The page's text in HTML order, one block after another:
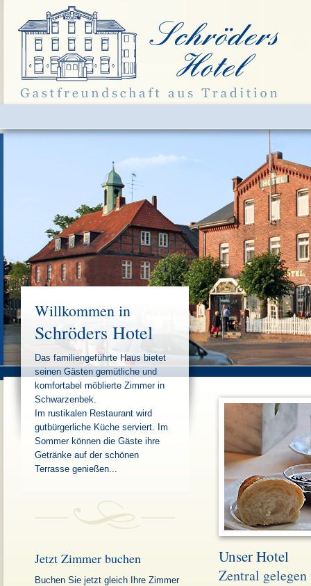
Willkommen in
Schröders Hotel
Das familiengeführte Haus bietet
seinen Gästen gemütliche und
komfortabel möblierte Zimmer in
Schwarzenbek.
Im rustikalen Restaurant wird
gutbürgerliche Küche serviert. Im
Sommer können die Gäste ihre
Getränke auf der schönen
Terrasse genießen...
Jetzt Zimmer buchen
Buchen Sie jetzt gleich Ihre Zimmer
Unser Hotel
Zentral